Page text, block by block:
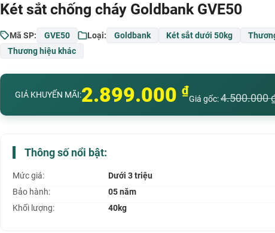
Két sắt chống cháy Goldbank GVE50
Mã SP: GVE50 Loại: Goldbank Két sắt dưới 50kg
Thương hiệu khác
GIÁ KHUYẾN MÃI:2.899.000 ₫
Giá gốc:4.500.000
Thông số nổi bật:
Mức giá:
Dưới 3 triệu
Bảo hành:
05 năm
Khối lượng:
40kg